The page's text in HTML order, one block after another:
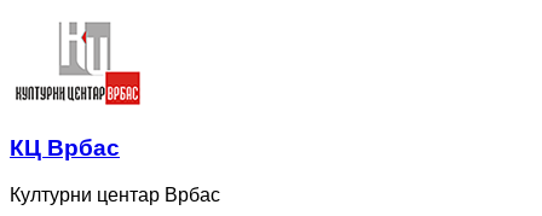
КЦ Врбас
Културни центар Врбас